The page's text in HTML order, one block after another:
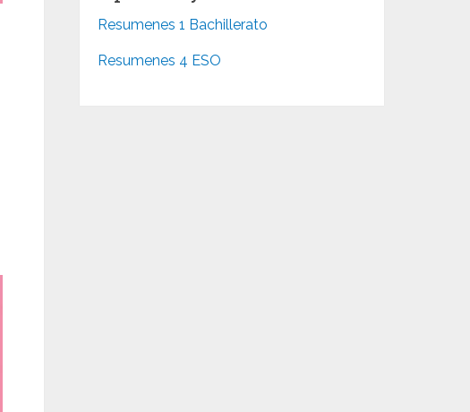
Resumenes 1 Bachillerato
Resumenes 4 ESO